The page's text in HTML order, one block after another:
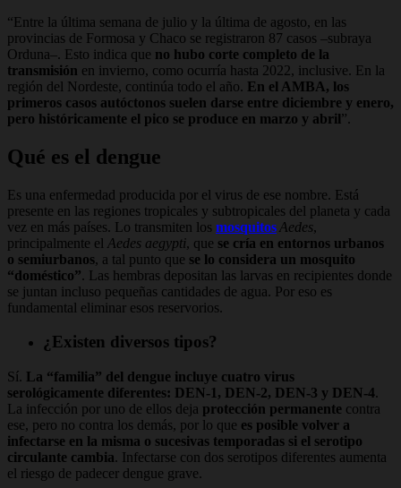
“Entre la última semana de julio y la última de agosto, en las
provincias de Formosa y Chaco se registraron 87 casos –subraya
Orduna–. Esto indica que no hubo corte completo de la
transmisión en invierno, como ocurría hasta 2022, inclusive. En la
región del Nordeste, continúa todo el año. En el AMBA, los
primeros casos autóctonos suelen darse entre diciembre y enero,
pero históricamente el pico se produce en marzo y abril”.
Qué es el dengue
Es una enfermedad producida por el virus de ese nombre. Está
presente en las regiones tropicales y subtropicales del planeta y cada
vez en más países. Lo transmiten los mosquitos Aedes,
principalmente el Aedes aegypti, que se cría en entornos urbanos
o semiurbanos, a tal punto que se lo considera un mosquito
“doméstico”. Las hembras depositan las larvas en recipientes donde
se juntan incluso pequeñas cantidades de agua. Por eso es
fundamental eliminar esos reservorios.
¿Existen diversos tipos?
Sí. La “familia” del dengue incluye cuatro virus
serológicamente diferentes: DEN-1, DEN-2, DEN-3 y DEN-4.
La infección por uno de ellos deja protección permanente contra
ese, pero no contra los demás, por lo que es posible volver a
infectarse en la misma o sucesivas temporadas si el serotipo
circulante cambia. Infectarse con dos serotipos diferentes aumenta
el riesgo de padecer dengue grave.